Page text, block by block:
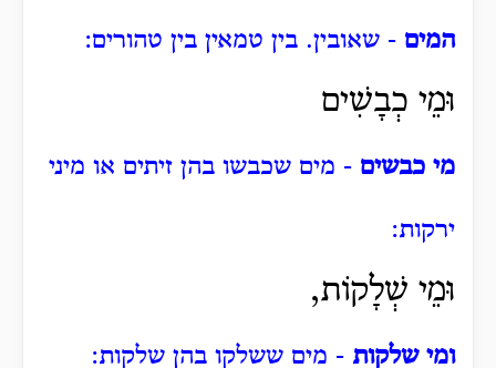
המים - שאובין. בין טמאין בין טהורים:
וּמֵי כְבָשִׁים
מי כבשים - מים שכבשו בהן זיתים או מיני
ירקות:
וּמֵי שְׁלָקוֹת,
ומי שלקות - מים ששלקו בהן שלקות: